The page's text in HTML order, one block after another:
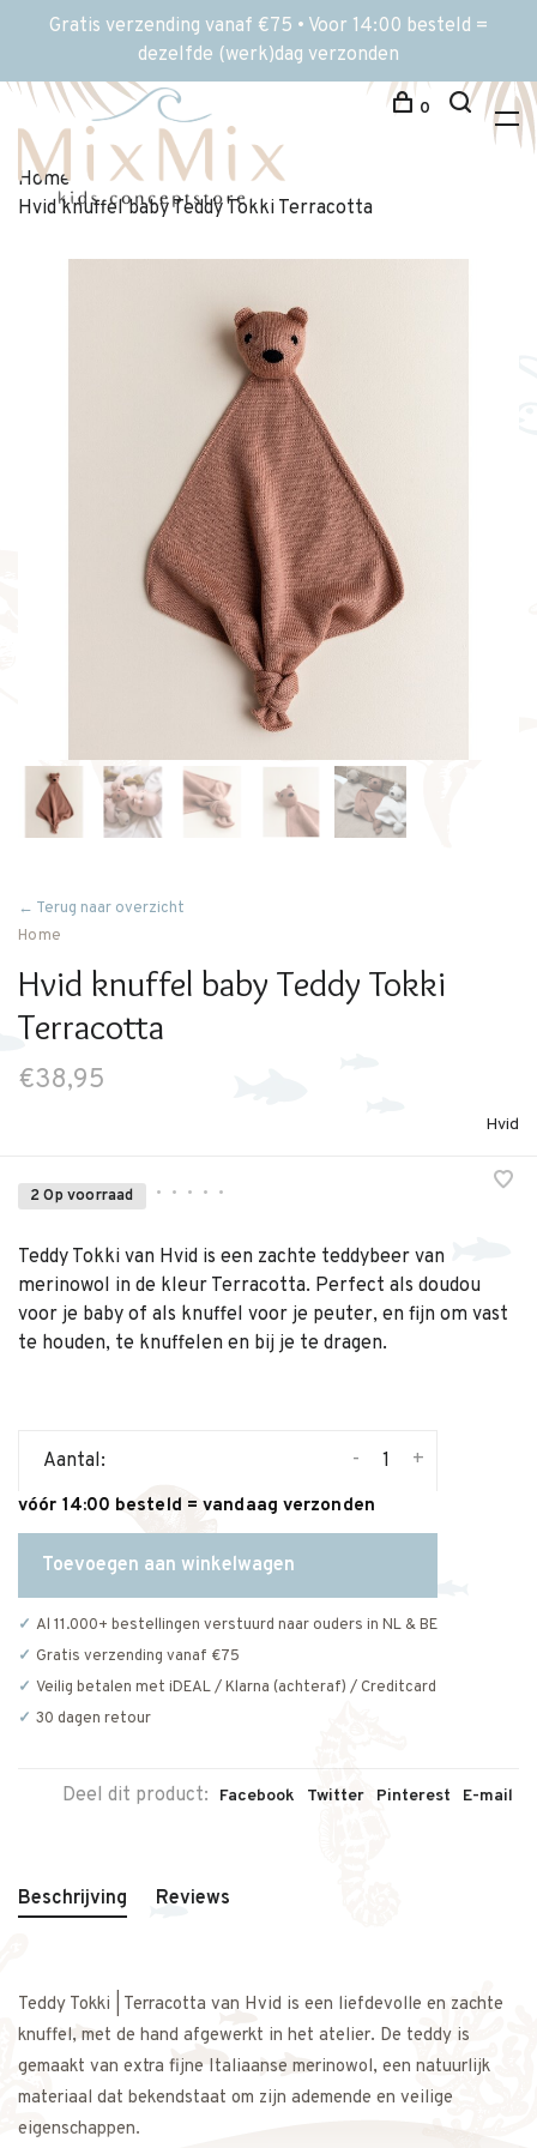
Gratis verzending vanaf €75 • Voor 14:00 besteld =
dezelfde (werk)dag verzonden
0
Home
Hvid knuffel baby Teddy Tokki Terracotta
← Terug naar overzicht
Home
Hvid knuffel baby Teddy Tokki
Terracotta
€38,95
Hvid
2 Op voorraad • • • • •
Teddy Tokki van Hvid is een zachte teddybeer van
merinowol in de kleur Terracotta. Perfect als doudou
voor je baby of als knuffel voor je peuter, en fijn om vast
te houden, te knuffelen en bij je te dragen.
Aantal: +
-
vóór 14:00 besteld = vandaag verzonden
Toevoegen aan winkelwagen
Al 11.000+ bestellingen verstuurd naar ouders in NL & BE
Gratis verzending vanaf €75
Veilig betalen met iDEAL / Klarna (achteraf) / Creditcard
30 dagen retour
Deel dit product: Facebook Twitter Pinterest E-mail
Beschrijving Reviews
Teddy Tokki | Terracotta van Hvid is een liefdevolle en zachte
knuffel, met de hand afgewerkt in het atelier. De teddy is
gemaakt van extra fijne Italiaanse merinowol, een natuurlijk
materiaal dat bekendstaat om zijn ademende en veilige
eigenschappen.